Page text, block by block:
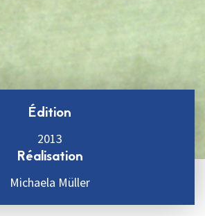
Édition
2013
Réalisation
Michaela Müller